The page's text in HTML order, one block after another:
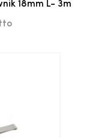
18mm L- 3m